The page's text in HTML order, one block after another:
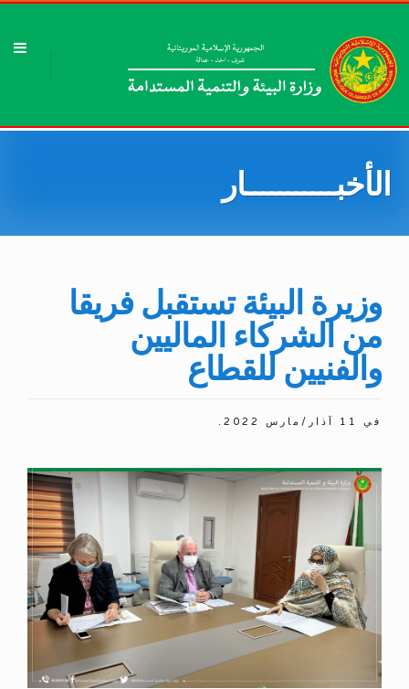
الأخبـــــــــــار
وزيرة البيئة تستقبل فريقا
من الشركاء الماليين
والفنيين للقطاع
في 11 آذار/مارس 2022 .